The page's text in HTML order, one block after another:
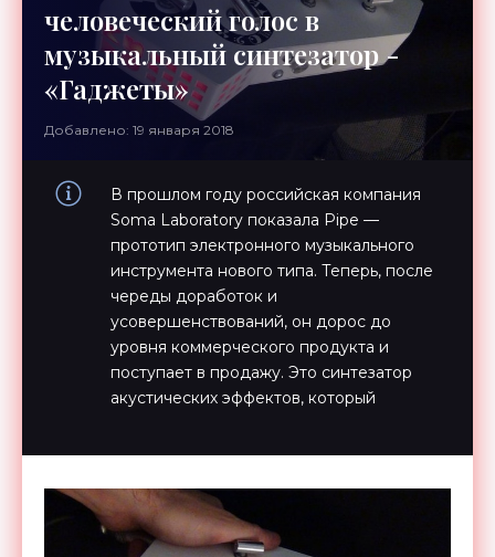
человеческий голос в
музыкальный синтезатор -
«Гаджеты»
Добавлено: 19 января 2018
В прошлом году российская компания
Soma Laboratory показала Pipe —
прототип электронного музыкального
инструмента нового типа. Теперь, после
череды доработок и
усовершенствований, он дорос до
уровня коммерческого продукта и
поступает в продажу. Это синтезатор
акустических эффектов, который